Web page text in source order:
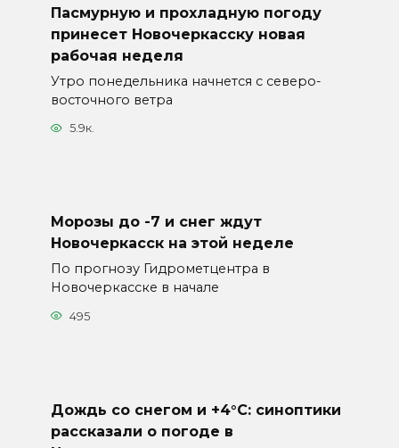
Пасмурную и прохладную погоду
принесет Новочеркасску новая
рабочая неделя
Утро понедельника начнется с северо-
восточного ветра
5.9к.
Морозы до -7 и снег ждут
Новочеркасск на этой неделе
По прогнозу Гидрометцентра в
Новочеркасске в начале
495
Дождь со снегом и +4°С: синоптики
рассказали о погоде в